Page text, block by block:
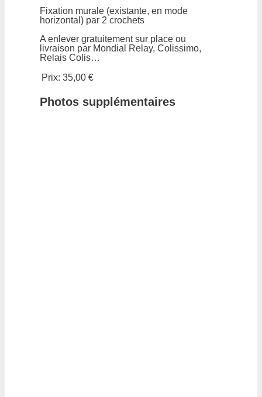
Fixation murale (existante, en mode
horizontal) par 2 crochets
A enlever gratuitement sur place ou
livraison par Mondial Relay, Colissimo,
Relais Colis…
Prix: 35,00 €
Photos supplémentaires